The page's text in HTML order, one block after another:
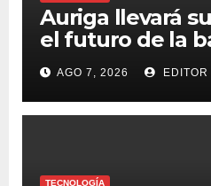
Auriga llevará
el futuro de la
Digital Summit
AGO 7, 2026 EDITOR
TECNOLOGÍA